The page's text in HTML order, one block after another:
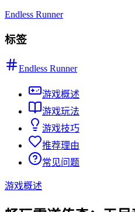
Endless Runner
标签
Endless Runner
游戏概述
游戏玩法
游戏技巧
推荐理由
常见问题
游戏概述